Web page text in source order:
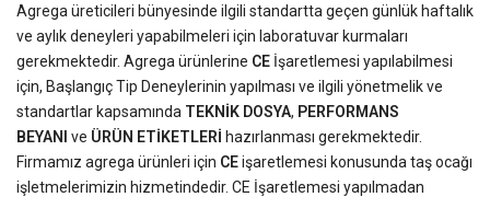
Agrega üreticileri bünyesinde ilgili standartta geçen günlük haftalık
ve aylık deneyleri yapabilmeleri için laboratuvar kurmaları
gerekmektedir. Agrega ürünlerine CE İşaretlemesi yapılabilmesi
için, Başlangıç Tip Deneylerinin yapılması ve ilgili yönetmelik ve
standartlar kapsamında TEKNİK DOSYA, PERFORMANS
BEYANI ve ÜRÜN ETİKETLERİ hazırlanması gerekmektedir.
Firmamız agrega ürünleri için CEişaretlemesi konusunda taş ocağı
işletmelerimizin hizmetindedir. CE İşaretlemesi yapılmadan